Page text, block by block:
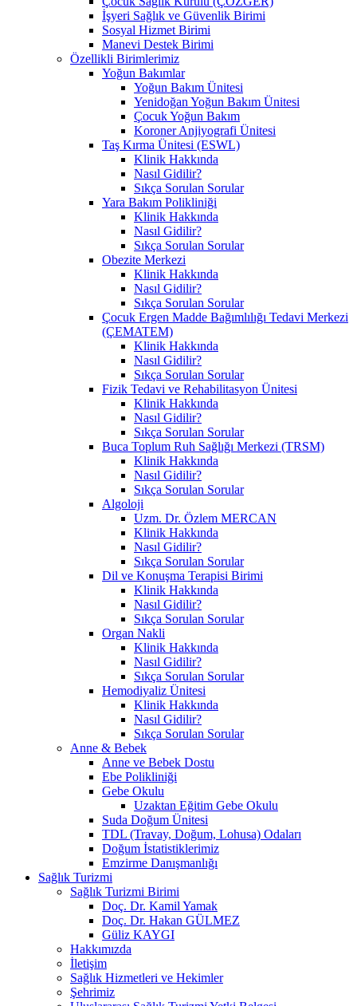
İşyeri Sağlık ve Güvenlik Birimi
Sosyal Hizmet Birimi
Manevi Destek Birimi
Özellikli Birimlerimiz
Yoğun Bakımlar
Yoğun Bakım Ünitesi
Yenidoğan Yoğun Bakım Ünitesi
Çocuk Yoğun Bakım
Koroner Anjiyografi Ünitesi
Taş Kırma Ünitesi (ESWL)
Klinik Hakkında
Nasıl Gidilir?
Sıkça Sorulan Sorular
Yara Bakım Polikliniği
Klinik Hakkında
Nasıl Gidilir?
Sıkça Sorulan Sorular
Obezite Merkezi
Klinik Hakkında
Nasıl Gidilir?
Sıkça Sorulan Sorular
Çocuk Ergen Madde Bağımlılığı Tedavi Merkezi
(ÇEMATEM)
Klinik Hakkında
Nasıl Gidilir?
Sıkça Sorulan Sorular
Fizik Tedavi ve Rehabilitasyon Ünitesi
Klinik Hakkında
Nasıl Gidilir?
Sıkça Sorulan Sorular
Buca Toplum Ruh Sağlığı Merkezi (TRSM)
Klinik Hakkında
Nasıl Gidilir?
Sıkça Sorulan Sorular
Algoloji
Uzm. Dr. Özlem MERCAN
Klinik Hakkında
Nasıl Gidilir?
Sıkça Sorulan Sorular
Dil ve Konuşma Terapisi Birimi
Klinik Hakkında
Nasıl Gidilir?
Sıkça Sorulan Sorular
Organ Nakli
Klinik Hakkında
Nasıl Gidilir?
Sıkça Sorulan Sorular
Hemodiyaliz Ünitesi
Klinik Hakkında
Nasıl Gidilir?
Sıkça Sorulan Sorular
Anne & Bebek
Anne ve Bebek Dostu
Ebe Polikliniği
Gebe Okulu
Uzaktan Eğitim Gebe Okulu
Suda Doğum Ünitesi
TDL (Travay, Doğum, Lohusa) Odaları
Doğum İstatistiklerimiz
Emzirme Danışmanlığı
Sağlık Turizmi
Sağlık Turizmi Birimi
Doç. Dr. Kamil Yamak
Doç. Dr. Hakan GÜLMEZ
Güliz KAYGI
Hakkımızda
İletişim
Sağlık Hizmetleri ve Hekimler
Şehrimiz